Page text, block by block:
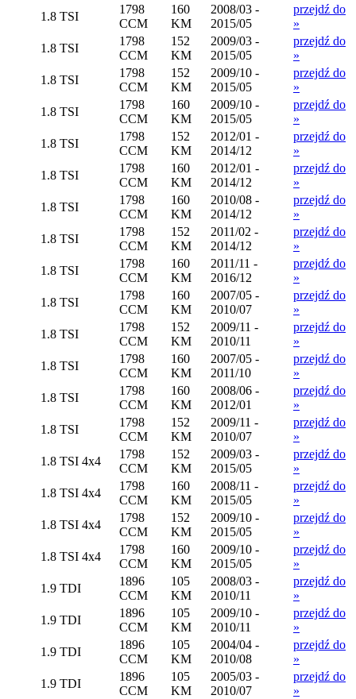
1.8 TSI
1798
CCM
160
KM
2008/03 -
2015/05
przejdź do
»
1.8 TSI
1798
CCM
152
KM
2009/03 -
2015/05
przejdź do
»
1.8 TSI
1798
CCM
152
KM
2009/10 -
2015/05
przejdź do
»
1.8 TSI
1798
CCM
160
KM
2009/10 -
2015/05
przejdź do
»
1.8 TSI
1798
CCM
152
KM
2012/01 -
2014/12
przejdź do
»
1.8 TSI
1798
CCM
160
KM
2012/01 -
2014/12
przejdź do
»
1.8 TSI
1798
CCM
160
KM
2010/08 -
2014/12
przejdź do
»
1.8 TSI
1798
CCM
152
KM
2011/02 -
2014/12
przejdź do
»
1.8 TSI
1798
CCM
160
KM
2011/11 -
2016/12
przejdź do
»
1.8 TSI
1798
CCM
160
KM
2007/05 -
2010/07
przejdź do
»
1.8 TSI
1798
CCM
152
KM
2009/11 -
2010/11
przejdź do
»
1.8 TSI
1798
CCM
160
KM
2007/05 -
2011/10
przejdź do
»
1.8 TSI
1798
CCM
160
KM
2008/06 -
2012/01
przejdź do
»
1.8 TSI
1798
CCM
152
KM
2009/11 -
2010/07
przejdź do
»
1.8 TSI 4x4
1798
CCM
152
KM
2009/03 -
2015/05
przejdź do
»
1.8 TSI 4x4
1798
CCM
160
KM
2008/11 -
2015/05
przejdź do
»
1.8 TSI 4x4
1798
CCM
152
KM
2009/10 -
2015/05
przejdź do
»
1.8 TSI 4x4
1798
CCM
160
KM
2009/10 -
2015/05
przejdź do
»
1.9 TDI
1896
CCM
105
KM
2008/03 -
2010/11
przejdź do
»
1.9 TDI
1896
CCM
105
KM
2009/10 -
2010/11
przejdź do
»
1.9 TDI
1896
CCM
105
KM
2004/04 -
2010/08
przejdź do
»
1.9 TDI
1896
CCM
105
KM
2005/03 -
2010/07
przejdź do
»